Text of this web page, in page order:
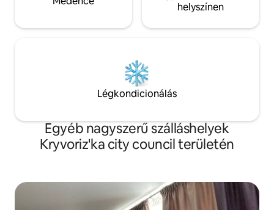
helyszínen
Légkondicionálás
Egyéb nagyszerű szálláshelyek
Kryvoriz'ka city council területén